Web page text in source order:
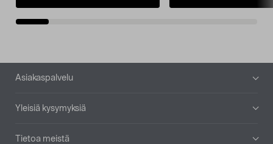
Alatunniste
Asiakaspalvelu
Yleisiä kysymyksiä
Tietoa meistä